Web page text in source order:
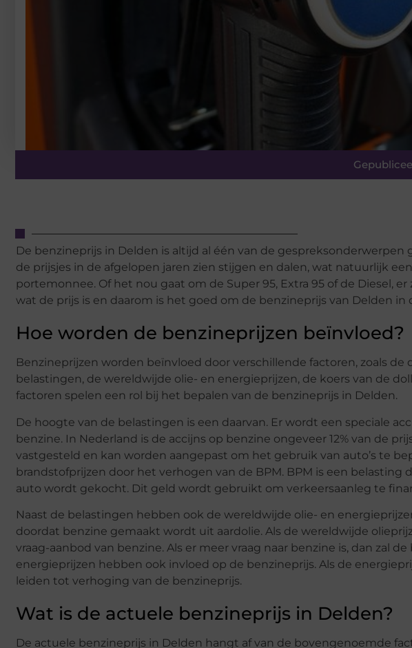
De benzineprijs in Delden is altijd al één van de
de prijsjes in de afgelopen jaren zien stijgen en dalen, wat natuurlijk
portemonnee. Of het nou gaat om de Super 95, Extra 95 of de Diesel,
wat de prijs is en daarom is het goed om de benzineprijs van Delden in
Hoe worden de benzineprijzen beïnvloed?
Benzineprijzen worden beïnvloed door verschillende factoren, zoals de
belastingen, de wereldwijde olie- en energieprijzen, de koers van de
factoren spelen een rol bij het bepalen van de benzineprijs in Delden.
De hoogte van de belastingen is een daarvan. Er wordt een speciale
benzine. In Nederland is de accijns op benzine ongeveer 12% van de
vastgesteld en kan worden aangepast om het gebruik van auto’s te
brandstofprijzen door het verhogen van de BPM. BPM is een belasting
auto wordt gekocht. Dit geld wordt gebruikt om verkeersaanleg te
Naast de belastingen hebben ook de wereldwijde olie- en
doordat benzine gemaakt wordt uit aardolie. Als de wereldwijde
vraag-aanbod van benzine. Als er meer vraag naar benzine is, dan zal
energieprijzen hebben ook invloed op de benzineprijs. Als de
leiden tot verhoging van de benzineprijs.
Wat is de actuele benzineprijs in Delden?
De actuele benzineprijs in Delden hangt af van de bovengenoemde